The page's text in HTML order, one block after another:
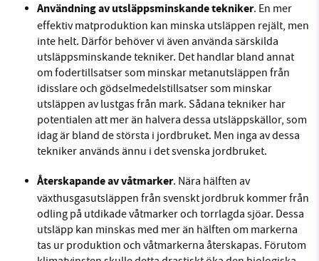
Användning av utsläppsminskande tekniker. En mer
effektiv matproduktion kan minska utsläppen rejält, men
inte helt. Därför behöver vi även använda särskilda
utsläppsminskande tekniker. Det handlar bland annat
om fodertillsatser som minskar metanutsläppen från
idisslare och gödselmedelstillsatser som minskar
utsläppen av lustgas från mark. Sådana tekniker har
potentialen att mer än halvera dessa utsläppskällor, som
idag är bland de största i jordbruket. Men inga av dessa
tekniker används ännu i det svenska jordbruket.
Återskapande av våtmarker. Nära hälften av
växthusgasutsläppen från svenskt jordbruk kommer från
odling på utdikade våtmarker och torrlagda sjöar. Dessa
utsläpp kan minskas med mer än hälften om markerna
tas ur produktion och våtmarkerna återskapas. Förutom